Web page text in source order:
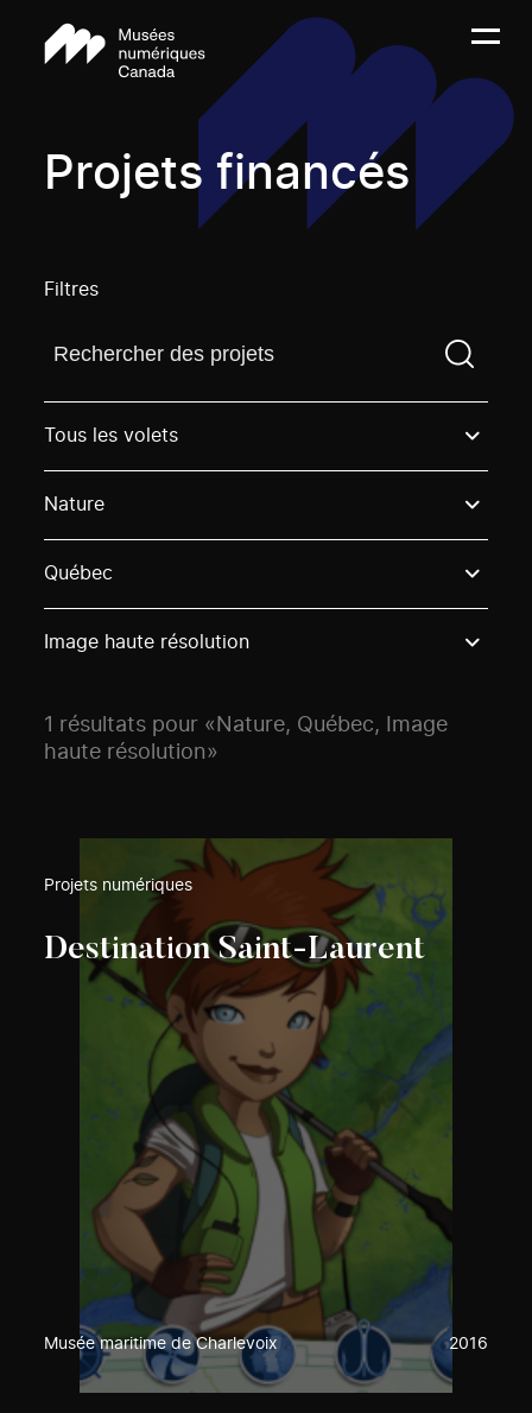
Projets financés
Filtres
Trouvez un projetVous devez saisir un terme de
Tous les volets
Nature
Québec
Image haute résolution
1 résultats pour «Nature, Québec, Image
haute résolution»
Projets numériques
Destination Saint-Laurent
Musée maritime de Charlevoix 2016